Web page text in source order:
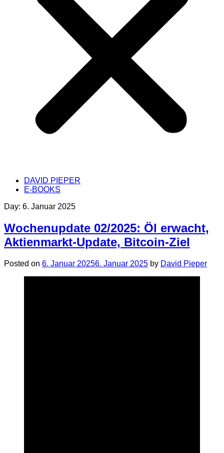
DAVID PIEPER
E-BOOKS
Day: 6. Januar 2025
Wochenupdate 02/2025: Öl erwacht,
Aktienmarkt-Update, Bitcoin-Ziel
Posted on 6. Januar 20256. Januar 2025 by David Pieper